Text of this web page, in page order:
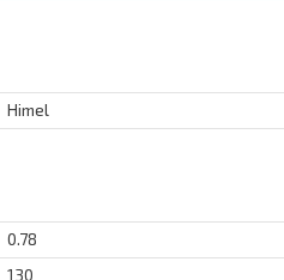
Himel
0.78
130